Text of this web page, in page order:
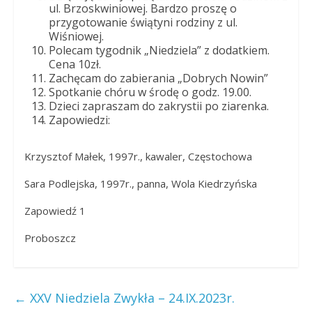
ul. Brzoskwiniowej. Bardzo proszę o
przygotowanie świątyni rodziny z ul.
Wiśniowej.
Polecam tygodnik „Niedziela” z dodatkiem.
Cena 10zł.
Zachęcam do zabierania „Dobrych Nowin”
Spotkanie chóru w środę o godz. 19.00.
Dzieci zapraszam do zakrystii po ziarenka.
Zapowiedzi:
Krzysztof Małek, 1997r., kawaler, Częstochowa
Sara Podlejska, 1997r., panna, Wola Kiedrzyńska
Zapowiedź 1
Proboszcz
← XXV Niedziela Zwykła – 24.IX.2023r.